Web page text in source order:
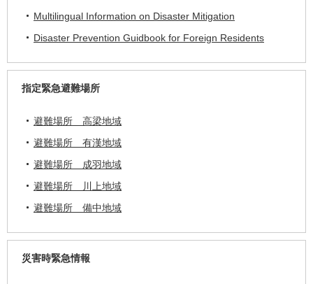
Multilingual Information on Disaster Mitigation
Disaster Prevention Guidbook for Foreign Residents
指定緊急避難場所
避難場所 高梁地域
避難場所 有漢地域
避難場所 成羽地域
避難場所 川上地域
避難場所 備中地域
災害時緊急情報